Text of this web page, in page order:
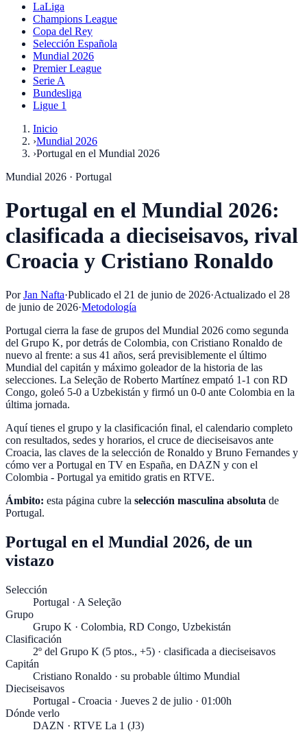
LaLiga
Champions League
Copa del Rey
Selección Española
Mundial 2026
Premier League
Serie A
Bundesliga
Ligue 1
Inicio
›Mundial 2026
›Portugal en el Mundial 2026
Mundial 2026 · Portugal
Portugal en el Mundial 2026:
clasificada a dieciseisavos, rival
Croacia y Cristiano Ronaldo
Por Jan Nafta·Publicado el 21 de junio de 2026·Actualizado el 28
de junio de 2026·Metodología
Portugal cierra la fase de grupos del Mundial 2026 como segunda
del Grupo K, por detrás de Colombia, con Cristiano Ronaldo de
nuevo al frente: a sus 41 años, será previsiblemente el último
Mundial del capitán y máximo goleador de la historia de las
selecciones. La Seleção de Roberto Martínez empató 1-1 con RD
Congo, goleó 5-0 a Uzbekistán y firmó un 0-0 ante Colombia en la
última jornada.
Aquí tienes el grupo y la clasificación final, el calendario completo
con resultados, sedes y horarios, el cruce de dieciseisavos ante
Croacia, las claves de la selección de Ronaldo y Bruno Fernandes y
cómo ver a Portugal en TV en España, en DAZN y con el
Colombia - Portugal ya emitido gratis en RTVE.
Ámbito: esta página cubre la selección masculina absoluta de
Portugal.
Portugal en el Mundial 2026, de un
vistazo
Selección
Portugal · A Seleção
Grupo
Grupo K · Colombia, RD Congo, Uzbekistán
Clasificación
2º del Grupo K (5 ptos., +5) · clasificada a dieciseisavos
Capitán
Cristiano Ronaldo · su probable último Mundial
Dieciseisavos
Portugal - Croacia · Jueves 2 de julio · 01:00h
Dónde verlo
DAZN · RTVE La 1 (J3)